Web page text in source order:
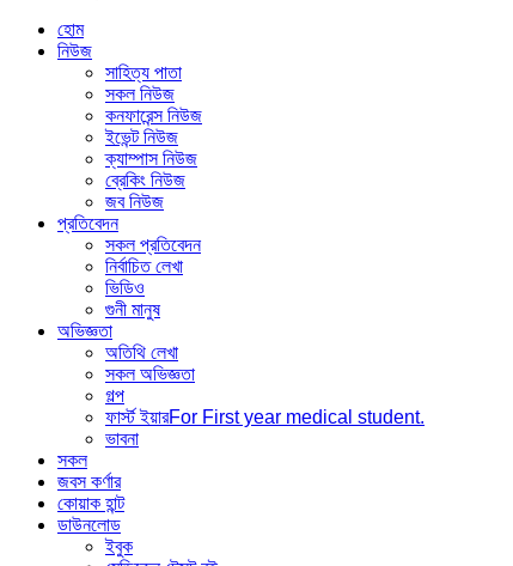
হোম
নিউজ
সাহিত্য পাতা
সকল নিউজ
কনফারেন্স নিউজ
ইভেন্ট নিউজ
ক্যাম্পাস নিউজ
ব্রেকিং নিউজ
জব নিউজ
প্রতিবেদন
সকল প্রতিবেদন
নির্বাচিত লেখা
ভিডিও
গুনী মানুষ
অভিজ্ঞতা
অতিথি লেখা
সকল অভিজ্ঞতা
গল্প
ফার্স্ট ইয়ারFor First year medical student.
ভাবনা
সকল
জবস কর্ণার
কোয়াক হান্ট
ডাউনলোড
ইবুক